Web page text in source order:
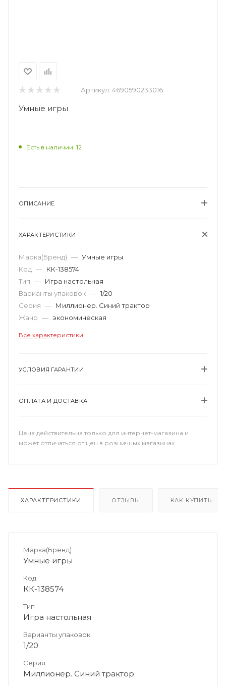
Артикул: 4690590233016
Умные игры
Есть в наличии: 12
ОПИСАНИЕ
ХАРАКТЕРИСТИКИ
Марка(Бренд) — Умные игры
Код — КК-138574
Тип — Игра настольная
Варианты упаковок — 1/20
Серия — Миллионер. Синий трактор
Жанр — экономическая
Все характеристики
УСЛОВИЯ ГАРАНТИИ
ОПЛАТА И ДОСТАВКА
Цена действительна только для интернет-магазина и
может отличаться от цен в розничных магазинах
ХАРАКТЕРИСТИКИ ОТЗЫВЫ КАК КУПИТЬ
Марка(Бренд)
Умные игры
Код
КК-138574
Тип
Игра настольная
Варианты упаковок
1/20
Серия
Миллионер. Синий трактор